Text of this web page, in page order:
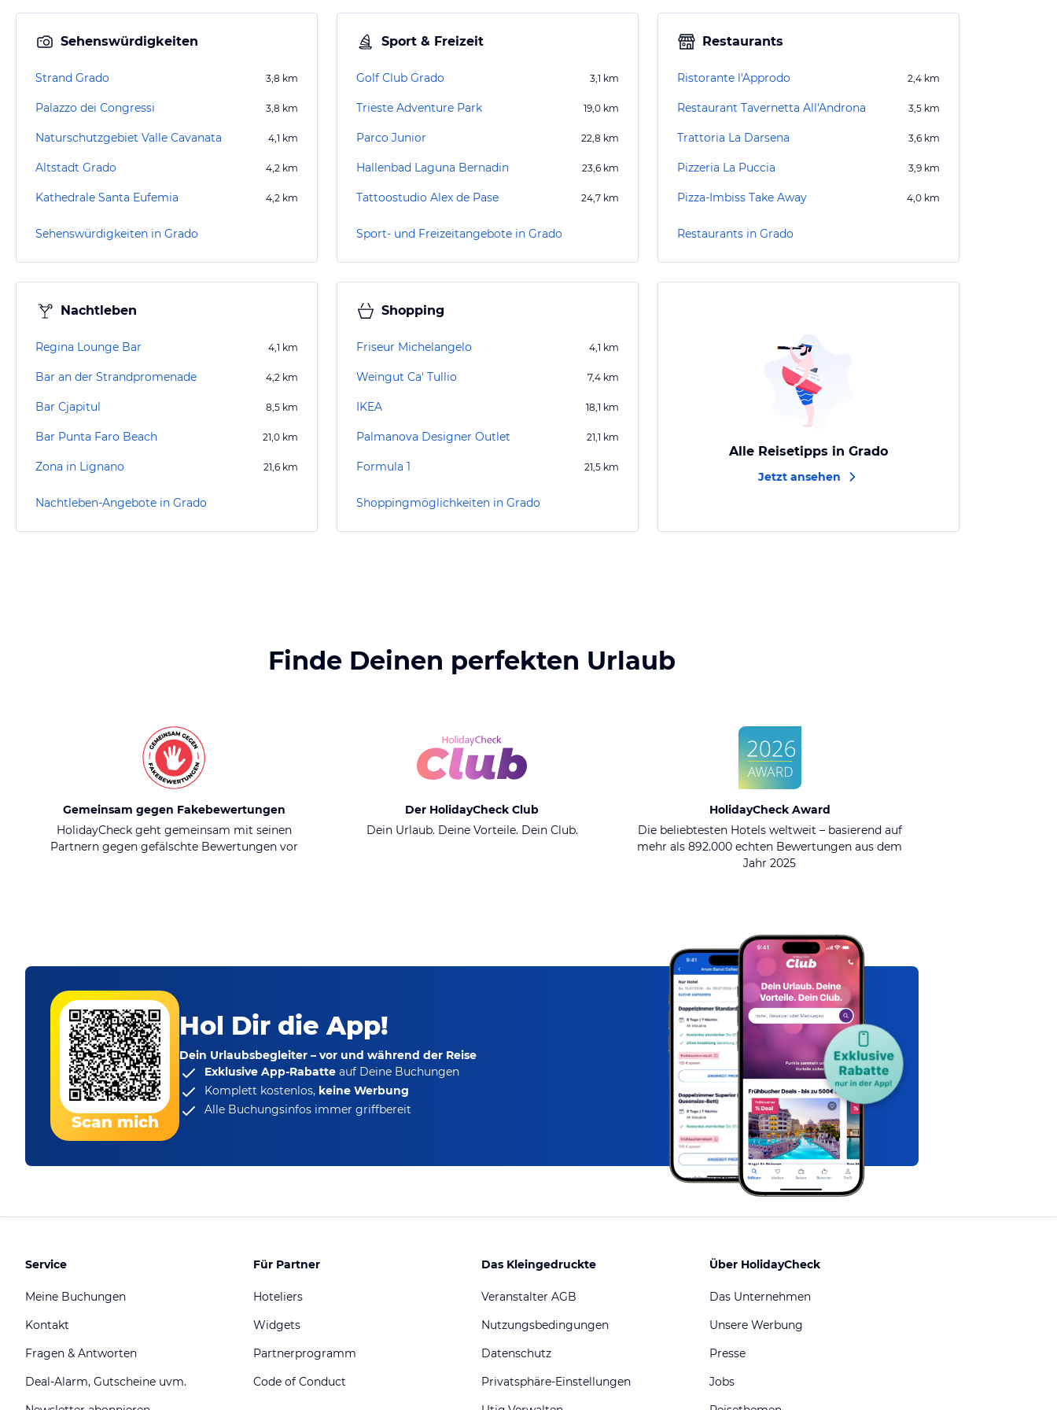
Sehenswürdigkeiten
Strand Grado 3,8 km
Palazzo dei Congressi 3,8 km
Naturschutzgebiet Valle Cavanata 4,1 km
Altstadt Grado 4,2 km
Kathedrale Santa Eufemia 4,2 km
Sehenswürdigkeiten in Grado
Sport & Freizeit
Golf Club Grado 3,1 km
Trieste Adventure Park 19,0 km
Parco Junior 22,8 km
Hallenbad Laguna Bernadin 23,6 km
Tattoostudio Alex de Pase 24,7 km
Sport- und Freizeitangebote in Grado
Restaurants
Ristorante l'Approdo 2,4 km
Restaurant Tavernetta All'Androna 3,5 km
Trattoria La Darsena 3,6 km
Pizzeria La Puccia 3,9 km
Pizza-Imbiss Take Away 4,0 km
Restaurants in Grado
Nachtleben
Regina Lounge Bar 4,1 km
Bar an der Strandpromenade 4,2 km
Bar Cjapitul 8,5 km
Bar Punta Faro Beach 21,0 km
Zona in Lignano 21,6 km
Nachtleben-Angebote in Grado
Shopping
Friseur Michelangelo 4,1 km
Weingut Ca' Tullio 7,4 km
IKEA 18,1 km
Palmanova Designer Outlet 21,1 km
Formula 1 21,5 km
Shoppingmöglichkeiten in Grado
Alle Reisetipps in Grado
Jetzt ansehen
Finde Deinen perfekten Urlaub
Gemeinsam gegen Fakebewertungen
HolidayCheck geht gemeinsam mit seinen
Partnern gegen gefälschte Bewertungen vor
Der HolidayCheck Club
Dein Urlaub. Deine Vorteile. Dein Club.
HolidayCheck Award
Die beliebtesten Hotels weltweit – basierend auf
mehr als 892.000 echten Bewertungen aus dem
Jahr 2025
Scan mich
Hol Dir die App!
Dein Urlaubsbegleiter – vor und während der Reise
Exklusive App-Rabatte auf Deine Buchungen
Komplett kostenlos, keine Werbung
Alle Buchungsinfos immer griffbereit
Service
Meine Buchungen
Kontakt
Fragen & Antworten
Deal-Alarm, Gutscheine uvm.
Für Partner
Hoteliers
Widgets
Partnerprogramm
Code of Conduct
Das Kleingedruckte
Veranstalter AGB
Nutzungsbedingungen
Datenschutz
Privatsphäre-Einstellungen
Über HolidayCheck
Das Unternehmen
Unsere Werbung
Presse
Jobs